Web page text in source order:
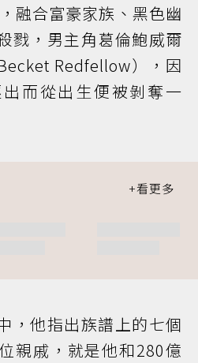
融合富豪家族、黑色幽
戮，男主角葛倫鮑威爾
Redfellow），因
而從出生便被剝奪一
，他指出族譜上的七個
親戚，就是他和280億